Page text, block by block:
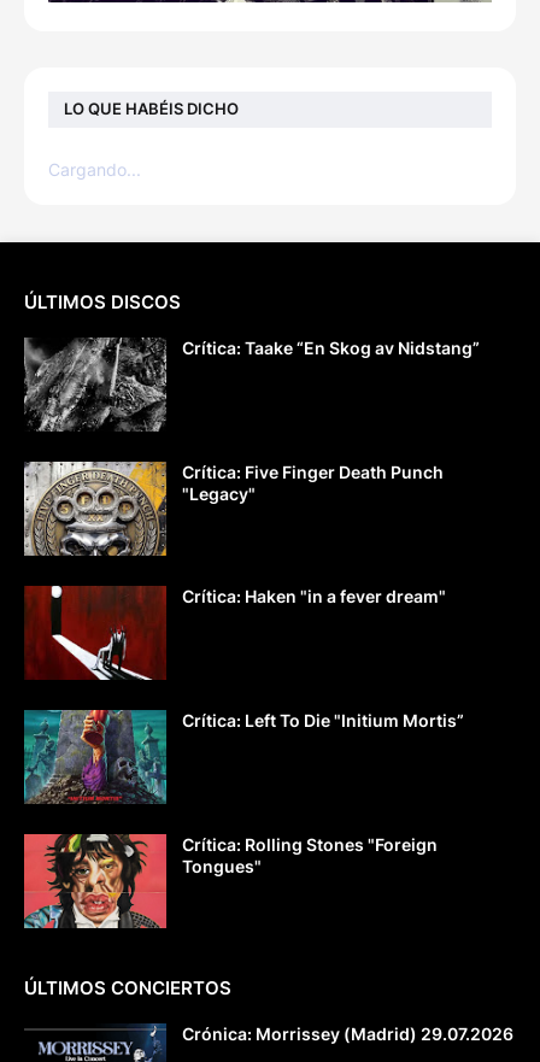
LO QUE HABÉIS DICHO
Cargando...
ÚLTIMOS DISCOS
Crítica: Taake “En Skog av Nidstang”
Crítica: Five Finger Death Punch
"Legacy"
Crítica: Haken "in a fever dream"
Crítica: Left To Die "Initium Mortis”
Crítica: Rolling Stones "Foreign
Tongues"
ÚLTIMOS CONCIERTOS
Crónica: Morrissey (Madrid) 29.07.2026